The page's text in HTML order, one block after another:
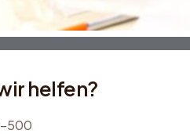
helfen?
500